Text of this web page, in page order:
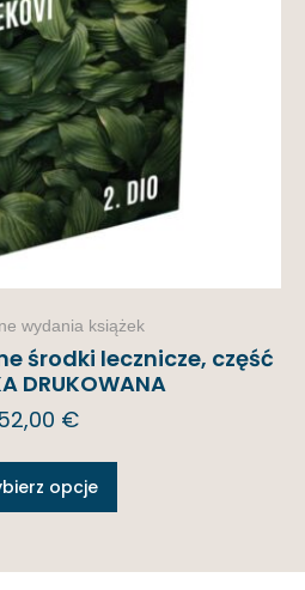
wydania książek
środki lecznicze, część
DRUKOWANA
€
opcje